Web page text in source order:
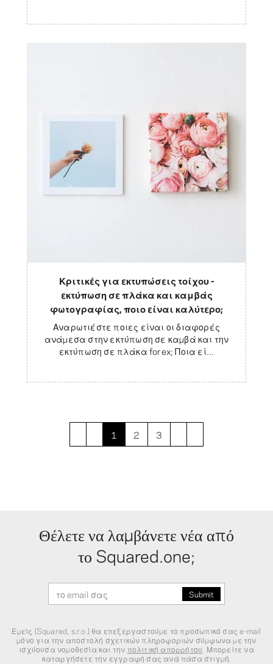
Κριτικές για εκτυπώσεις τοίχου -
εκτύπωση σε πλάκα και καμβάς
φωτογραφίας, ποιο είναι καλύτερο;
Αναρωτιέστε ποιες είναι οι διαφορές
ανάμεσα στην εκτύπωση σε καμβά και την
εκτύπωση σε πλάκα forex; Ποια εί...
1 2 3
Θέλετε να λαμβάνετε νέα από
το Squared.one;
Εμείς (Squared, s.r.o.) θα επεξεργαστούμε το προσωπικό σας e-mail
μόνο για την αποστολή σχετικών πληροφοριών σύμφωνα με την
ισχύουσα νομοθεσία και την πολιτική απορρήτου . Μπορείτε να
καταργήσετε την εγγραφή σας ανά πάσα στιγμή.